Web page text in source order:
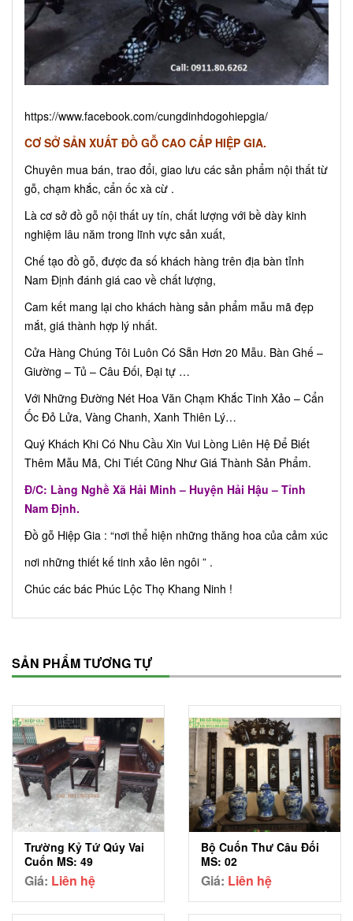
https://www.facebook.com/cungdinhdogohiepgia/
CƠ SỞ SẢN XUẤT ĐỒ GỖ CAO CẤP HIỆP GIA.
Chuyên mua bán, trao đổi, giao lưu các sản phẩm nội thất từ
gỗ, chạm khắc, cẩn ốc xà cừ .
Là cơ sở đồ gỗ nội thất uy tín, chất lượng với bề dày kinh
nghiệm lâu năm trong lĩnh vực sản xuất,
Chế tạo đồ gỗ, được đa số khách hàng trên địa bàn tỉnh
Nam Định đánh giá cao về chất lượng,
Cam kết mang lại cho khách hàng sản phẩm mẫu mã đẹp
mắt, giá thành hợp lý nhất.
Cửa Hàng Chúng Tôi Luôn Có Sẵn Hơn 20 Mẫu. Bàn Ghế –
Giường – Tủ – Câu Đối, Đại tự …
Với Những Đường Nét Hoa Văn Chạm Khắc Tinh Xảo – Cẩn
Ốc Đỏ Lửa, Vàng Chanh, Xanh Thiên Lý…
Quý Khách Khi Có Nhu Cầu Xin Vui Lòng Liên Hệ Để Biết
Thêm Mẫu Mã, Chi Tiết Cũng Như Giá Thành Sản Phẩm.
Đ/C: Làng Nghề Xã Hải Minh – Huyện Hải Hậu – Tỉnh
Nam Định.
Đồ gỗ Hiệp Gia : “nơi thể hiện những thăng hoa của cảm xúc
nơi những thiết kế tinh xảo lên ngôi ” .
Chúc các bác Phúc Lộc Thọ Khang Ninh !
SẢN PHẨM TƯƠNG TỰ
Trường Kỷ Tứ Qúy Vai
Cuốn MS: 49
Giá: Liên hệ
Bộ Cuốn Thư Câu Đối
MS: 02
Giá: Liên hệ